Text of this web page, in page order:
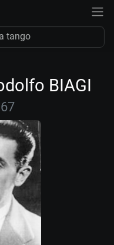
BIAGI